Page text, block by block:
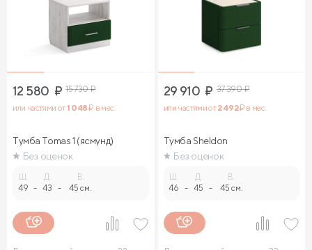
12 580 ₽ 15 730₽
или частями от1 048₽ в мес.
Тумба Tomas 1 (ясмунд)
Без оценок
49 -
Д.
43 -
В.
45 см.
29 910 ₽ 37 390₽
или частями от2 492₽ в мес.
Тумба Sheldon
Без оценок
46 -
Д.
45 -
В.
45 см.